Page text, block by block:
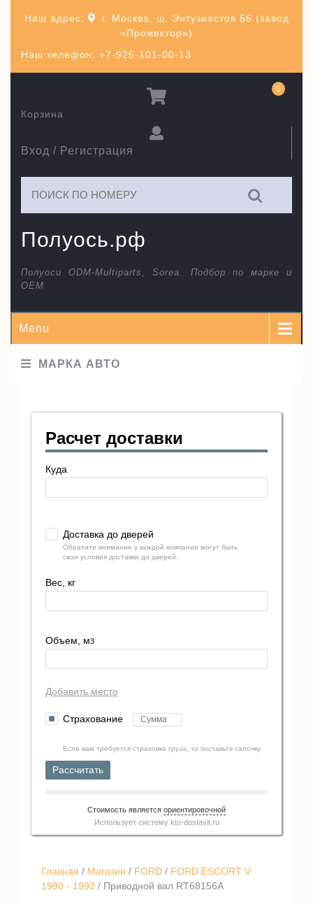
Наш телефон: +7-925-101-00-13
Наш адрес:
г. Москва, ш. Энтузиастов 56 (завод
«Прожектор»)
Полуось.рф
Полуоси ODM-Multiparts, Sorea. Подбор по марке и
ОЕМ
Вход / Регистрация
Корзина
0
Menu
МАРКА АВТО
Главная / Магазин / FORD / FORD ESCORT V
1990 - 1992 / Приводной вал RT68156A
Расчет доставки
Куда
Доставка до дверей
Обратите внимание у каждой компании могут быть
свои условия доставки до дверей.
Вес, кг
Объем, м3
Добавить место
Страхование
Если вам требуется страховка груза, то поставьте галочку.
Рассчитать
Стоимость является ориентировочной
Использует систему kto-dostavit.ru